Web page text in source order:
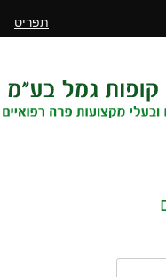
תפריט